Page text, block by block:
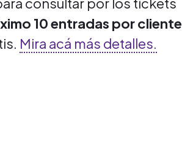
10 entradas por cliente
Mira acá más detalles.